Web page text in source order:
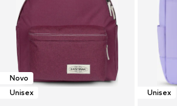
Novo
Unisex
Unisex